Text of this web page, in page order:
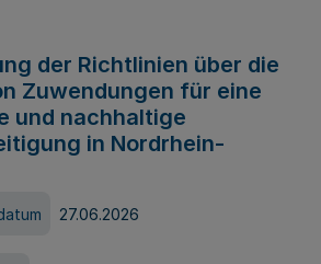
der Richtlinien über die
Zuwendungen für eine
und nachhaltige
in Nordrhein-
27.06.2026